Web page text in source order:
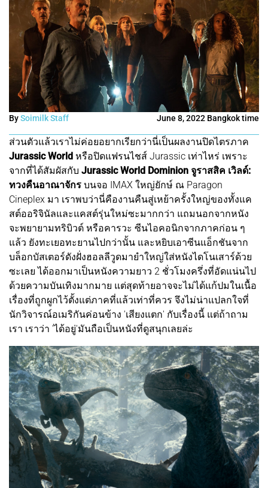
BySoimilk Staff June 8, 2022 Bangkok time
ส่วนตัวแล้วเราไม่ค่อยอยากเรียกว่านี่เป็นผลงานปิดไตรภาค
Jurassic World หรือปิดแฟรนไชส์ Jurassic เท่าไหร่ เพราะ
จากที่ได้สัมผัสกับ Jurassic World Dominion จูราสสิค เวิลด์:
ทวงคืนอาณาจักร บนจอ IMAX ใหญ่ยักษ์ ณ Paragon
Cineplex มา เราพบว่านี่คืองานคืนสู่เหย้าครั้งใหญ่ของทั้งแค
สต์ออริจินัลและแคสต์รุ่นใหม่ซะมากกว่า แถมนอกจากหนัง
จะพยายามทริบิวต์ หรือคารวะ ซีนไอคอนิกจากภาคก่อน ๆ
แล้ว ยังทะเยอทะยานไปกว่านั้น และหยิบเอาซีนแอ็กชันจาก
บล็อกบัสเตอร์ดังฝั่งฮอลลีวูดมายำใหญ่ใส่หนังไดโนเสาร์ด้วย
ซะเลย ได้ออกมาเป็นหนังความยาว 2 ชั่วโมงครึ่งที่อัดแน่นไป
ด้วยความบันเทิงมากมาย แต่สุดท้ายอาจจะไม่ได้แก้ปมในเนื้อ
เรื่องที่ถูกผูกไว้ตั้งแต่ภาคที่แล้วเท่าที่ควร จึงไม่น่าแปลกใจที่
นักวิจารณ์อเมริกันค่อนข้าง 'เสียงแตก' กับเรื่องนี้ แต่ถ้าถาม
เรา เราว่า 'ได้อยู่'มันถือเป็นหนังที่ดูสนุกเลยล่ะ